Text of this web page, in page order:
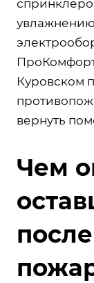
увлажнению
Куровском
вернуть
Чем